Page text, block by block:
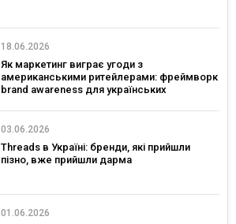
18.06.2026
Як маркетинг виграє угоди з
американськими ритейлерами: фреймворк
brand awareness для українських
03.06.2026
Threads в Україні: бренди, які прийшли
пізно, вже прийшли дарма
01.06.2026